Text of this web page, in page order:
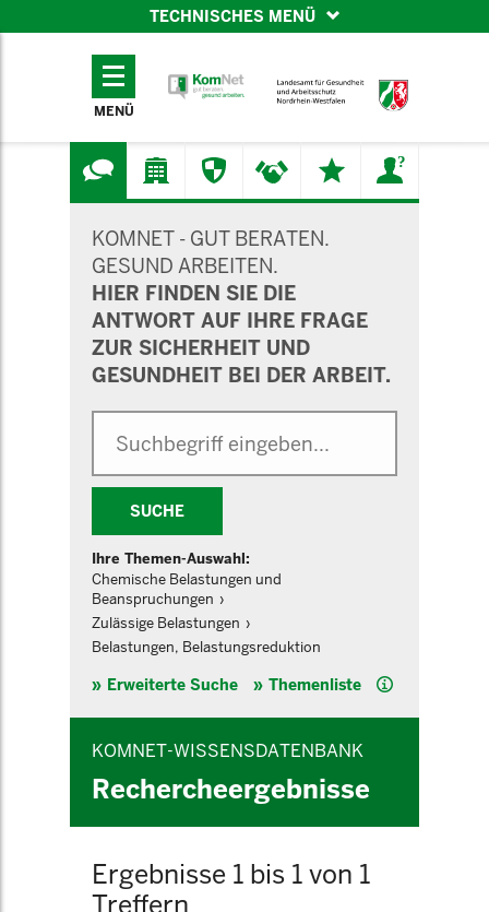
TECHNISCHES MENÜ
TECHNISCHES
MENÜ
KOMNET - GUT BERATEN.
GESUND ARBEITEN.
HIER FINDEN SIE DIE
ANTWORT AUF IHRE FRAGE
ZUR SICHERHEIT UND
GESUNDHEIT BEI DER ARBEIT.
SUCHE
Ihre Themen-Auswahl:
Chemische Belastungen und
Beanspruchungen
Zulässige Belastungen
Belastungen, Belastungsreduktion
Erweiterte Suche Themenliste Hilfe
KOMNET-WISSENSDATENBANK
Rechercheergebnisse
Ergebnisse 1 bis 1 von 1
Treffern